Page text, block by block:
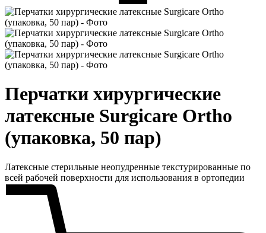
Перчатки хирургические
латексные Surgicare Ortho
(упаковка, 50 пар)
Латексные стерильные неопудренные текстурированные по
всей рабочей поверхности для использования в ортопедии